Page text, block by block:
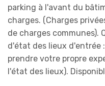
parking à l'avant du
charges. (Charges
de charges
d'état des lieux d'entrée
prendre votre propre
l'état des lieux).